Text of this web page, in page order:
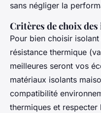
sans négliger la
Critères de choix
Pour bien choisir
résistance thermique
meilleures seront vos
matériaux isolants
compatibilité
thermiques et